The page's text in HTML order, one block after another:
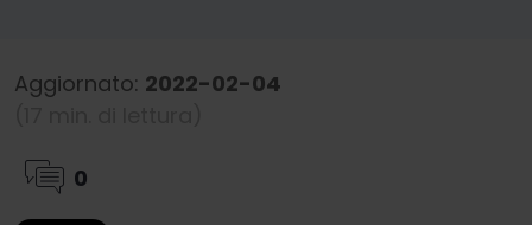
Aggiornato: 2022-02-04
0